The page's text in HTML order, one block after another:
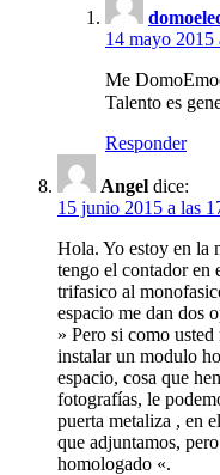
14 mayo 2015
Me
Talento es
Responder
Angel dice:
15 junio 2015 a las
Hola. Yo estoy en la
tengo el contador en
trifasico al
espacio me dan dos
» Pero si como
instalar un modulo
espacio, cosa que
fotografías, le
puerta metaliza , en
que adjuntamos,
homologado «.